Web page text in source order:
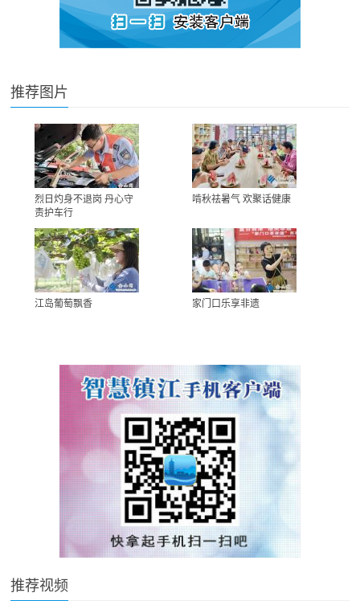
推荐图片
烈日灼身不退岗 丹心守
责护车行
啃秋祛暑气 欢聚话健康
江岛葡萄飘香 家门口乐享非遗
推荐视频